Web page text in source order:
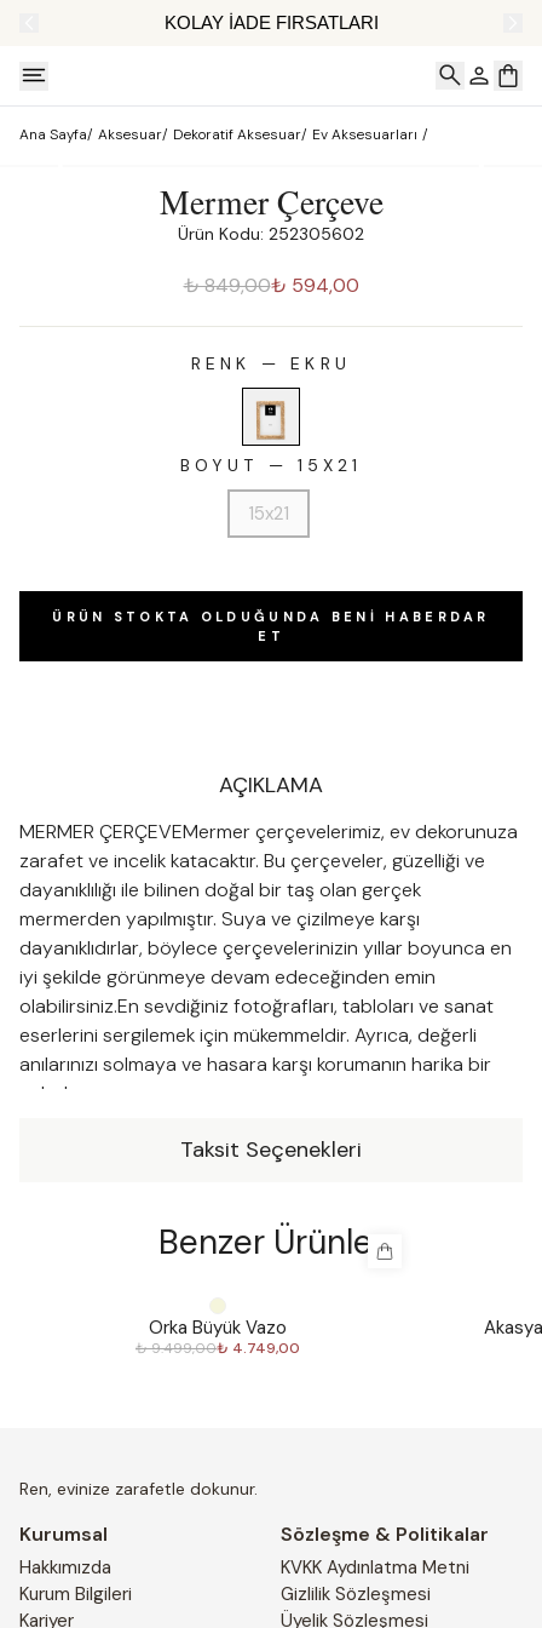
KOLAY İADE FIRSATLARI
Ana Sayfa/ Aksesuar/ Dekoratif Aksesuar/ Ev Aksesuarları /
Mermer Çerçeve
Ürün Kodu: 252305602
₺ 849,00₺ 594,00
RENK — EKRU
BOYUT — 15X21
15x21
ÜRÜN STOKTA OLDUĞUNDA BENI HABERDAR
ET
AÇIKLAMA
MERMER ÇERÇEVEMermer çerçevelerimiz, ev dekorunuza
zarafet ve incelik katacaktır. Bu çerçeveler, güzelliği ve
dayanıklılığı ile bilinen doğal bir taş olan gerçek
mermerden yapılmıştır. Suya ve çizilmeye karşı
dayanıklıdırlar, böylece çerçevelerinizin yıllar boyunca en
iyi şekilde görünmeye devam edeceğinden emin
olabilirsiniz.En sevdiğiniz fotoğrafları, tabloları ve sanat
eserlerini sergilemek için mükemmeldir. Ayrıca, değerli
anılarınızı solmaya ve hasara karşı korumanın harika bir
yoludur.
Taksit Seçenekleri
Benzer Ürünler
Orka Büyük Vazo
₺ 9.499,00₺ 4.749,00
Ren, evinize zarafetle dokunur.
Kurumsal
Hakkımızda
Kurum Bilgileri
Kariyer
Sözleşme & Politikalar
KVKK Aydınlatma Metni
Gizlilik Sözleşmesi
Üyelik Sözleşmesi